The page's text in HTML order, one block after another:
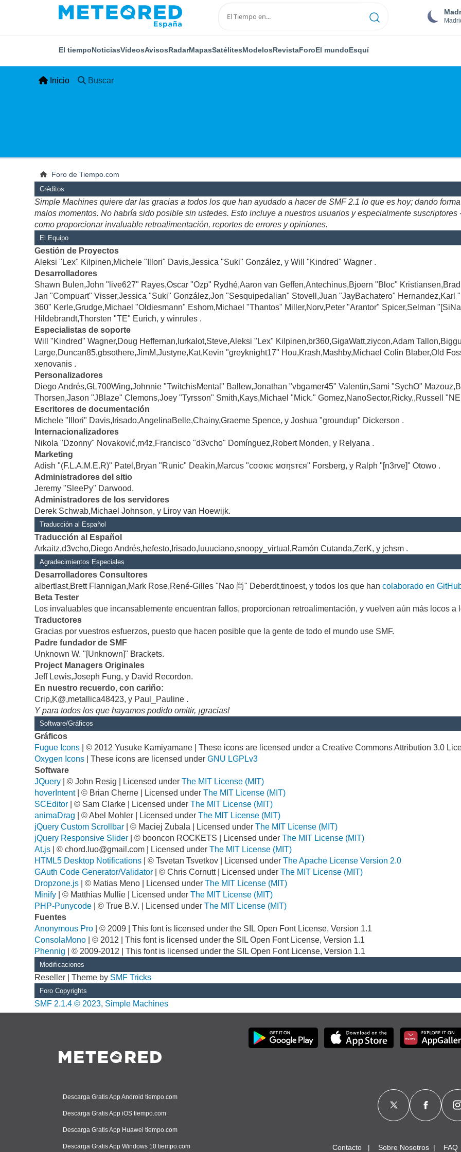
El tiempoNoticiasVídeosAvisosRadarMapasSatélitesModelosRevistaForoEl mundoEsquí
Inicio Buscar
Foro de Tiempo.com
Créditos
Simple Machines quiere dar las gracias a todos los que han ayudado a hacer de SMF 2.1 lo que es hoy; dando
malos momentos. No habría sido posible sin ustedes. Esto incluye a nuestros usuarios y especialmente
como proporcionar invaluable retroalimentación, reportes de errores y opiniones.
El Equipo
Gestión de Proyectos
Aleksi "Lex" Kilpinen,Michele "Illori" Davis,Jessica "Suki" González, y Will "Kindred" Wagner .
Desarrolladores
Shawn Bulen,John "live627" Rayes,Oscar "Ozp" Rydhé,Aaron van Geffen,Antechinus,Bjoern "Bloc"
Jan "Compuart" Visser,Jessica "Suki" González,Jon "Sesquipedalian" Stovell,Juan "JayBachatero"
360" Kerle,Grudge,Michael "Oldiesmann" Eshom,Michael "Thantos" Miller,Norv,Peter "Arantor" Spicer,Selman
Hildebrandt,Thorsten "TE" Eurich, y winrules .
Especialistas de soporte
Will "Kindred" Wagner,Doug Heffernan,lurkalot,Steve,Aleksi "Lex" Kilpinen,br360,GigaWatt,ziycon,Adam
Large,Duncan85,gbsothere,JimM,Justyne,Kat,Kevin "greyknight17" Hou,Krash,Mashby,Michael Colin Blaber,Old
xenovanis .
Personalizadores
Diego Andrés,GL700Wing,Johnnie "TwitchisMental" Ballew,Jonathan "vbgamer45" Valentin,Sami "SychO"
Thorsen,Jason "JBlaze" Clemons,Joey "Tyrsson" Smith,Kays,Michael "Mick." Gomez,NanoSector,Ricky.,Russell
Escritores de documentación
Michele "Illori" Davis,Irisado,AngelinaBelle,Chainy,Graeme Spence, y Joshua "groundup" Dickerson .
Internacionalizadores
Nikola "Dzonny" Novaković,m4z,Francisco "d3vcho" Domínguez,Robert Monden, y Relyana .
Marketing
Adish "(F.L.A.M.E.R)" Patel,Bryan "Runic" Deakin,Marcus "cσσкιє мσηѕтєя" Forsberg, y Ralph "[n3rve]" Otowo .
Administradores del sitio
Jeremy "SleePy" Darwood.
Administradores de los servidores
Derek Schwab,Michael Johnson, y Liroy van Hoewijk.
Traducción al Español
Traducción al Español
Arkaitz,d3vcho,Diego Andrés,hefesto,Irisado,luuuciano,snoopy_virtual,Ramón Cutanda,ZerK, y jchsm .
Agradecimientos Especiales
Desarrolladores Consultores
albertlast,Brett Flannigan,Mark Rose,René-Gilles "Nao 尚" Deberdt,tinoest, y todos los que hancolaborado en
Beta Tester
Los invaluables que incansablemente encuentran fallos, proporcionan retroalimentación, y vuelven aún más locos a
Traductores
Gracias por vuestros esfuerzos, puesto que hacen posible que la gente de todo el mundo use SMF.
Padre fundador de SMF
Unknown W. "[Unknown]" Brackets.
Project Managers Originales
Jeff Lewis,Joseph Fung, y David Recordon.
En nuestro recuerdo, con cariño:
Crip,K@,metallica48423, y Paul_Pauline .
Y para todos los que hayamos podido omitir, ¡gracias!
Software/Gráficos
Gráficos
Fugue Icons | © 2012 Yusuke Kamiyamane | These icons are licensed under a Creative Commons Attribution 3.0
Oxygen Icons | These icons are licensed underGNU LGPLv3
Software
JQuery | © John Resig | Licensed underThe MIT License (MIT)
hoverIntent| © Brian Cherne | Licensed underThe MIT License (MIT)
SCEditor | © Sam Clarke | Licensed underThe MIT License (MIT)
animaDrag | © Abel Mohler | Licensed underThe MIT License (MIT)
jQuery Custom Scrollbar | © Maciej Zubala | Licensed underThe MIT License (MIT)
jQuery Responsive Slider | © booncon ROCKETS | Licensed underThe MIT License (MIT)
At.js | ©chord.luo@gmail.com | Licensed underThe MIT License (MIT)
HTML5 Desktop Notifications | © Tsvetan Tsvetkov | Licensed underThe Apache License Version 2.0
GAuth Code Generator/Validator | © Chris Cornutt | Licensed underThe MIT License (MIT)
Dropzone.js | © Matias Meno | Licensed underThe MIT License (MIT)
Minify | © Matthias Mullie | Licensed underThe MIT License (MIT)
PHP-Punycode | © True B.V. | Licensed underThe MIT License (MIT)
Fuentes
Anonymous Pro | © 2009 | This font is licensed under the SIL Open Font License, Version 1.1
ConsolaMono | © 2012 | This font is licensed under the SIL Open Font License, Version 1.1
Phennig | © 2009-2012 | This font is licensed under the SIL Open Font License, Version 1.1
Modificaciones
Reseller | Theme by SMF Tricks
Foro Copyrights
SMF 2.1.4 © 2023, Simple Machines
Descarga Gratis App Android tiempo.com
Descarga Gratis App iOS tiempo.com
Descarga Gratis App Huawei tiempo.com
Descarga Gratis App Windows 10 tiempo.com Contacto Sobre Nosotros FAQ